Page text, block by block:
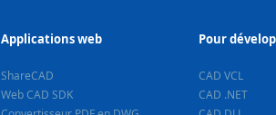
Applications web
ShareCAD
Web CAD SDK
Pour
CAD VCL
CAD .NET